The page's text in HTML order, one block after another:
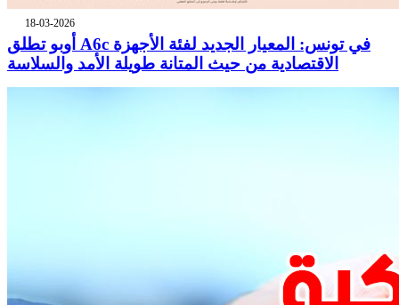
18-03-2026
أوبو تطلق A6c في تونس: المعيار الجديد لفئة الأجهزة
الاقتصادية من حيث المتانة طويلة الأمد والسلاسة